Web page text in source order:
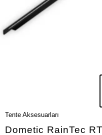
Tente Aksesuarları
Dometic RainTec